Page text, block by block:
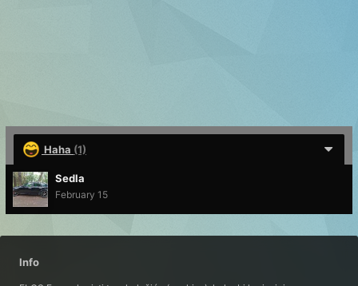
Haha (1)
Sedla
February 15
Info